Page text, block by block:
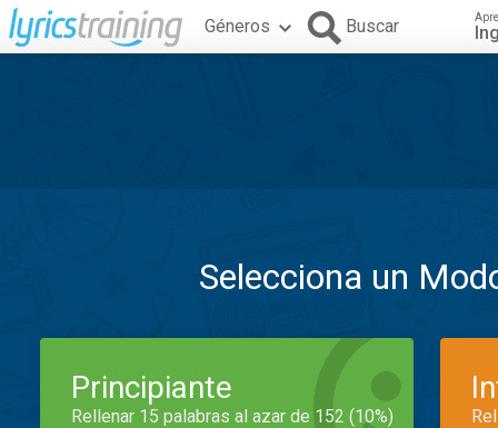
Géneros Buscar
Selecciona un
Principiante
Rellenar 15 palabras al azar de 152 (10%)